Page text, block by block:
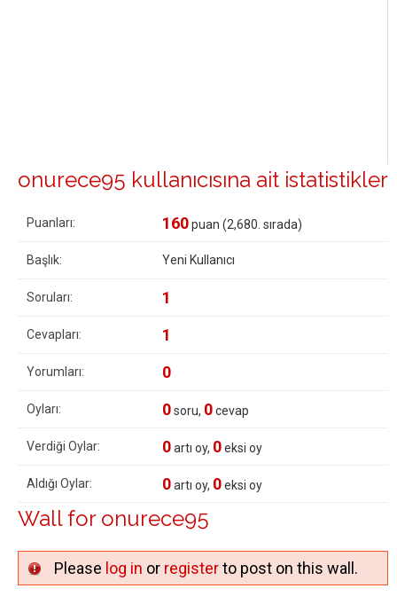
onurece95 kullanıcısına ait istatistikler
Puanları: 160puan (2,680 . sırada)
Başlık: Yeni Kullanıcı
Soruları: 1
Cevapları: 1
Yorumları: 0
Oyları: 0soru, 0cevap
Verdiği Oylar: 0artı oy, 0eksi oy
Aldığı Oylar: 0artı oy, 0eksi oy
Wall for onurece95
Please log in or registerto post on this wall.